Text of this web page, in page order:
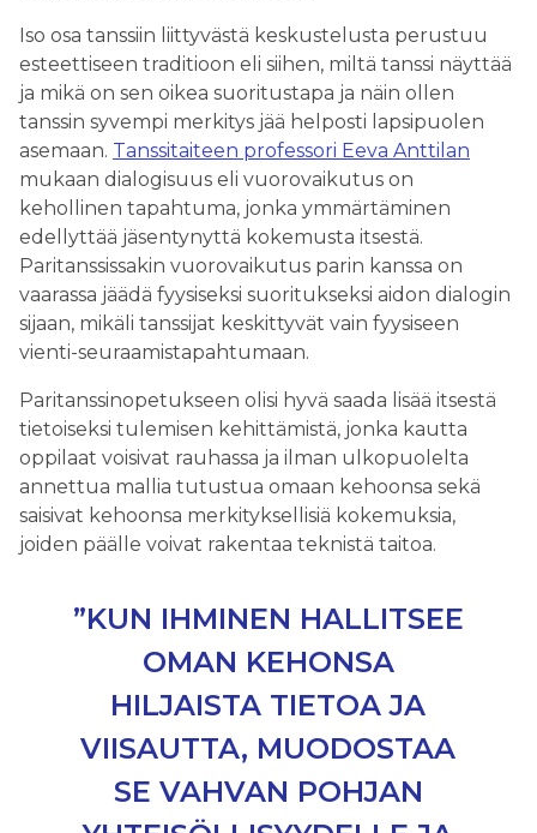
Iso osa tanssiin liittyvästä keskustelusta perustuu
esteettiseen traditioon eli siihen, miltä tanssi näyttää
ja mikä on sen oikea suoritustapa ja näin ollen
tanssin syvempi merkitys jää helposti lapsipuolen
asemaan. Tanssitaiteen professori Eeva Anttilan
mukaan dialogisuus eli vuorovaikutus on
kehollinen tapahtuma, jonka ymmärtäminen
edellyttää jäsentynyttä kokemusta itsestä.
Paritanssissakin vuorovaikutus parin kanssa on
vaarassa jäädä fyysiseksi suoritukseksi aidon dialogin
sijaan, mikäli tanssijat keskittyvät vain fyysiseen
vienti-seuraamistapahtumaan.
Paritanssinopetukseen olisi hyvä saada lisää itsestä
tietoiseksi tulemisen kehittämistä, jonka kautta
oppilaat voisivat rauhassa ja ilman ulkopuolelta
annettua mallia tutustua omaan kehoonsa sekä
saisivat kehoonsa merkityksellisiä kokemuksia,
joiden päälle voivat rakentaa teknistä taitoa.
”KUN IHMINEN HALLITSEE
OMAN KEHONSA
HILJAISTA TIETOA JA
VIISAUTTA, MUODOSTAA
SE VAHVAN POHJAN